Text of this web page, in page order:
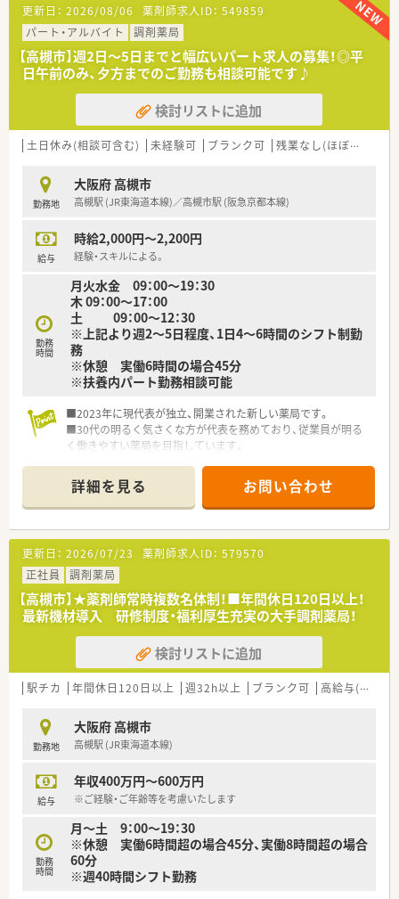
更新日： 2026/08/06 薬剤師求人ID： 549859
パート・アルバイト
調剤薬局
【高槻市】週2日～5日までと幅広いパート求人の募集！◎平
日午前のみ、夕方までのご勤務も相談可能です♪
検討リストに追加
土日休み(相談可含む) 未経験可 ブランク可 残業なし(ほぼなし含む)
勤務地
大阪府 高槻市
高槻駅 (JR東海道本線)／高槻市駅 (阪急京都本線)
給与
時給2,000円～2,200円
経験・スキルによる。
勤務
時間
月火水金 09：00～19：30
木 09：00～17：00
土 09：00～12：30
※上記より週2～5日程度、1日4～6時間のシフト制勤
務
※休憩 実働6時間の場合45分
※扶養内パート勤務相談可能
■2023年に現代表が独立、開業された新しい薬局です。
■30代の明るく気さくな方が代表を務めており、従業員が明る
く働きやすい薬局を目指しています。
回避に努めております。
■内科、整形外科を中心に、周辺医療機関の処方箋を面で受けて
おります。
■個人在宅は4名程度、施設在宅は現在行っておらず、業務は外
来患者様の対応がメインとなっております。
ただ在宅業務に興味のある方は、一緒に取り組むこともできま
す。
詳細を見る お問い合わせ
更新日： 2026/07/23 薬剤師求人ID： 579570
正社員
調剤薬局
【高槻市】★薬剤師常時複数名体制！■年間休日120日以上！
最新機材導入 研修制度・福利厚生充実の大手調剤薬局！
検討リストに追加
駅チカ 年間休日120日以上 週32h以上 ブランク可 高給与(600万円以上)
勤務地
大阪府 高槻市
高槻駅 (JR東海道本線)
給与
年収400万円～600万円
※ご経験・ご年齢等を考慮いたします
勤務
時間
月～土 9：00～19：30
※休憩 実働6時間超の場合45分、実働8時間超の場合
60分
※週40時間シフト勤務